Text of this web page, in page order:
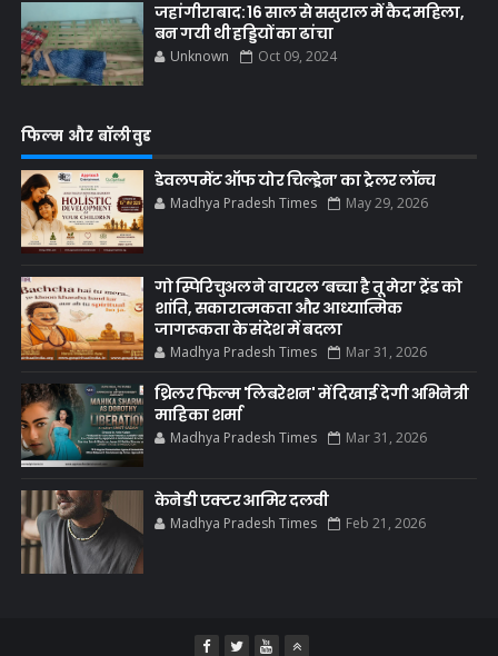
जहांगीराबाद: 16 साल से ससुराल में कैद महिला,
बन गयी थी हड्डियों का ढांचा
Unknown Oct 09, 2024
फिल्म और बॉलीवुड
डेवलपमेंट ऑफ योर चिल्ड्रेन’ का ट्रेलर लॉन्च
Madhya Pradesh Times May 29, 2026
गो स्पिरिचुअल ने वायरल ‘बच्चा है तू मेरा’ ट्रेंड को
शांति, सकारात्मकता और आध्यात्मिक
जागरूकता के संदेश में बदला
Madhya Pradesh Times Mar 31, 2026
थ्रिलर फिल्म 'लिबरेशन' में दिखाई देगी अभिनेत्री
माहिका शर्मा
Madhya Pradesh Times Mar 31, 2026
केनेडी एक्टर आमिर दलवी
Madhya Pradesh Times Feb 21, 2026